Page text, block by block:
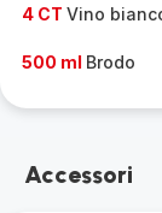
4 CT Vino
500 ml Brodo
Accessori